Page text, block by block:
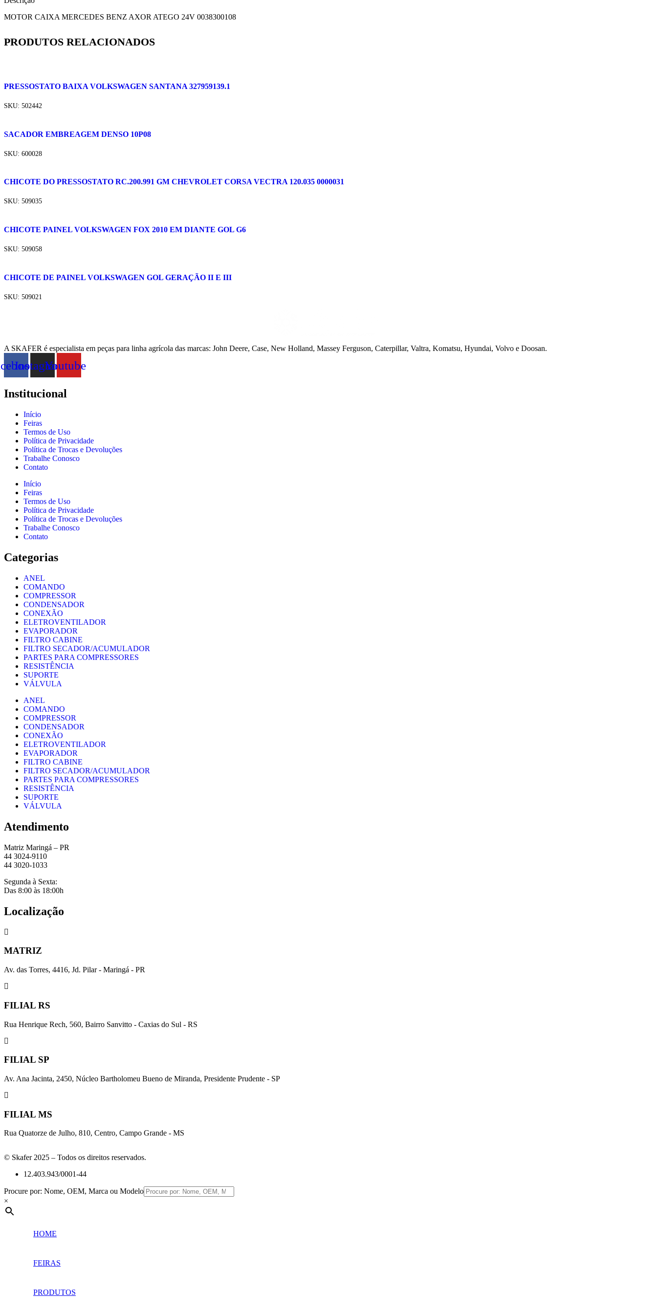
MOTOR CAIXA MERCEDES BENZ AXOR ATEGO 24V 0038300108
PRODUTOS RELACIONADOS
PRESSOSTATO BAIXA VOLKSWAGEN SANTANA 327959139.1
SKU: 502442
SACADOR EMBREAGEM DENSO 10P08
SKU: 600028
CHICOTE DO PRESSOSTATO RC.200.991 GM CHEVROLET CORSA VECTRA 120.035 0000031
SKU: 509035
CHICOTE PAINEL VOLKSWAGEN FOX 2010 EM DIANTE GOL G6
SKU: 509058
CHICOTE DE PAINEL VOLKSWAGEN GOL GERAÇÃO II E III
SKU: 509021
A SKAFER é especialista em peças para linha agrícola das marcas: John Deere, Case, New Holland, Massey Ferguson, Caterpillar, Valtra, Komatsu, Hyundai, Volvo e Doosan.
InstagramYoutube
Institucional
Início
Feiras
Termos de Uso
Política de Privacidade
Política de Trocas e Devoluções
Trabalhe Conosco
Contato
Início
Feiras
Termos de Uso
Política de Privacidade
Política de Trocas e Devoluções
Trabalhe Conosco
Contato
Categorias
ANEL
COMANDO
COMPRESSOR
CONDENSADOR
CONEXÃO
ELETROVENTILADOR
EVAPORADOR
FILTRO CABINE
FILTRO SECADOR/ACUMULADOR
PARTES PARA COMPRESSORES
RESISTÊNCIA
SUPORTE
VÁLVULA
ANEL
COMANDO
COMPRESSOR
CONDENSADOR
CONEXÃO
ELETROVENTILADOR
EVAPORADOR
FILTRO CABINE
FILTRO SECADOR/ACUMULADOR
PARTES PARA COMPRESSORES
RESISTÊNCIA
SUPORTE
VÁLVULA
Atendimento
Matriz Maringá – PR
44 3024-9110
44 3020-1033
Segunda à Sexta:
Das 8:00 às 18:00h
Localização
MATRIZ
Av. das Torres, 4416, Jd. Pilar - Maringá - PR
FILIAL RS
Rua Henrique Rech, 560, Bairro Sanvitto - Caxias do Sul - RS
FILIAL SP
Av. Ana Jacinta, 2450, Núcleo Bartholomeu Bueno de Miranda, Presidente Prudente - SP
FILIAL MS
Rua Quatorze de Julho, 810, Centro, Campo Grande - MS
© Skafer 2025 – Todos os direitos reservados.
12.403.943/0001-44
Procure por: Nome, OEM, Marca ou Modelo
×
HOME
FEIRAS
PRODUTOS